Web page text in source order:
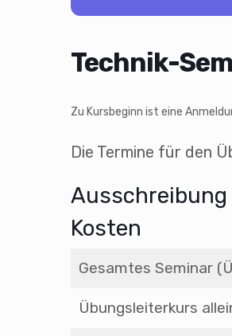
Technik-
Zu Kursbeginn ist eine
Die Termine für den
Ausschreibung
Kosten
Gesamtes Seminar
Übungsleiterkurs